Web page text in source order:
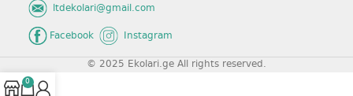
ltdekolari@gmail.com
Facebook
Instagram
© 2025 Ekolari.ge All rights reserved.
0